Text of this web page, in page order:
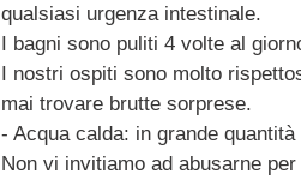
qualsiasi urgenza intestinale.
I bagni sono puliti 4 volte al
I nostri ospiti sono molto
mai trovare brutte sorprese.
- Acqua calda: in grande
Non vi invitiamo ad abusarne